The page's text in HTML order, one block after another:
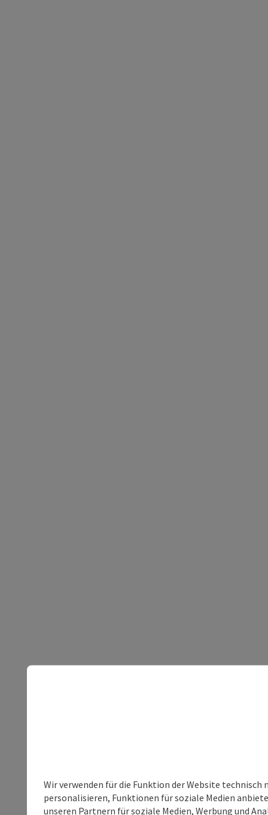
Wir verwenden für die Funktion der Website
personalisieren, Funktionen für soziale Medien
unseren Partnern für soziale Medien, Werbung und